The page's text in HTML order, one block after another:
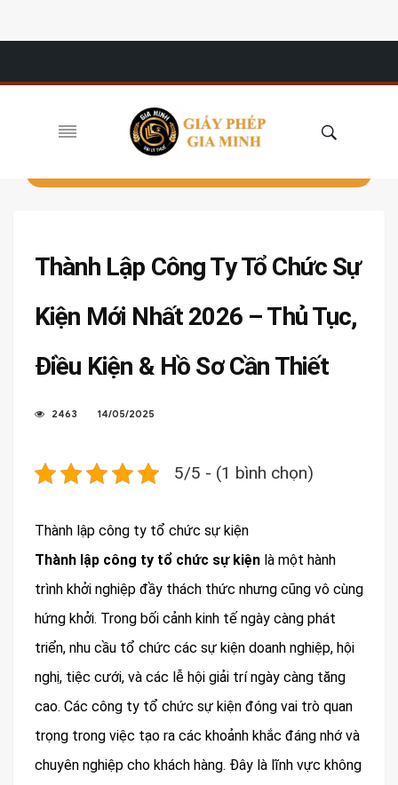
Thành Lập Công Ty Tổ Chức Sự
Kiện Mới Nhất 2026 – Thủ Tục,
Điều Kiện & Hồ Sơ Cần Thiết
2463 14/05/2025
5/5 - (1 bình chọn)
Thành lập công ty tổ chức sự kiện
Thành lập công ty tổ chức sự kiện là một hành
trình khởi nghiệp đầy thách thức nhưng cũng vô cùng
hứng khởi. Trong bối cảnh kinh tế ngày càng phát
triển, nhu cầu tổ chức các sự kiện doanh nghiệp, hội
nghị, tiệc cưới, và các lễ hội giải trí ngày càng tăng
cao. Các công ty tổ chức sự kiện đóng vai trò quan
trọng trong việc tạo ra các khoảnh khắc đáng nhớ và
chuyên nghiệp cho khách hàng. Đây là lĩnh vực không